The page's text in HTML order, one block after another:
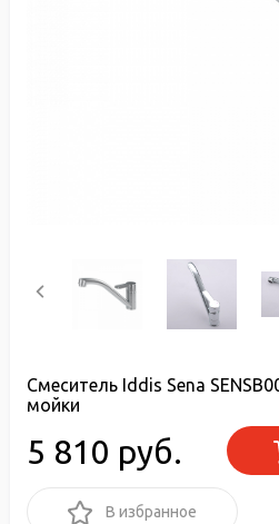
Смеситель Iddis Sena
мойки
5 810 руб.
В избранное